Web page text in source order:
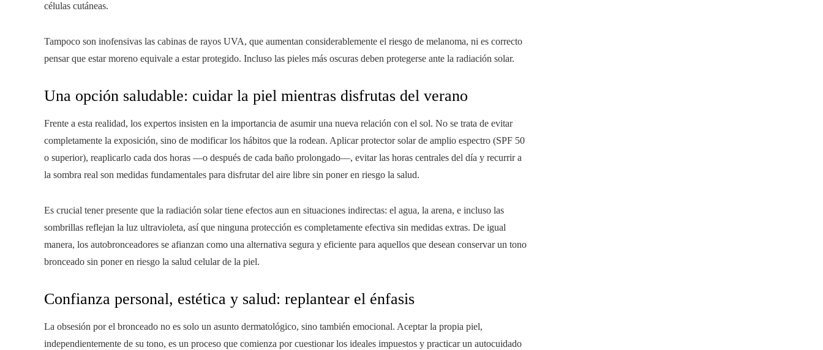
células cutáneas.
Tampoco son inofensivas las cabinas de rayos UVA, que aumentan considerablemente el riesgo de melanoma, ni es correcto
pensar que estar moreno equivale a estar protegido. Incluso las pieles más oscuras deben protegerse ante la radiación solar.
Una opción saludable: cuidar la piel mientras disfrutas del verano
Frente a esta realidad, los expertos insisten en la importancia de asumir una nueva relación con el sol. No se trata de evitar
completamente la exposición, sino de modificar los hábitos que la rodean. Aplicar protector solar de amplio espectro (SPF 50
o superior), reaplicarlo cada dos horas —o después de cada baño prolongado—, evitar las horas centrales del día y recurrir a
la sombra real son medidas fundamentales para disfrutar del aire libre sin poner en riesgo la salud.
Es crucial tener presente que la radiación solar tiene efectos aun en situaciones indirectas: el agua, la arena, e incluso las
sombrillas reflejan la luz ultravioleta, así que ninguna protección es completamente efectiva sin medidas extras. De igual
manera, los autobronceadores se afianzan como una alternativa segura y eficiente para aquellos que desean conservar un tono
bronceado sin poner en riesgo la salud celular de la piel.
Confianza personal, estética y salud: replantear el énfasis
La obsesión por el bronceado no es solo un asunto dermatológico, sino también emocional. Aceptar la propia piel,
independientemente de su tono, es un proceso que comienza por cuestionar los ideales impuestos y practicar un autocuidado